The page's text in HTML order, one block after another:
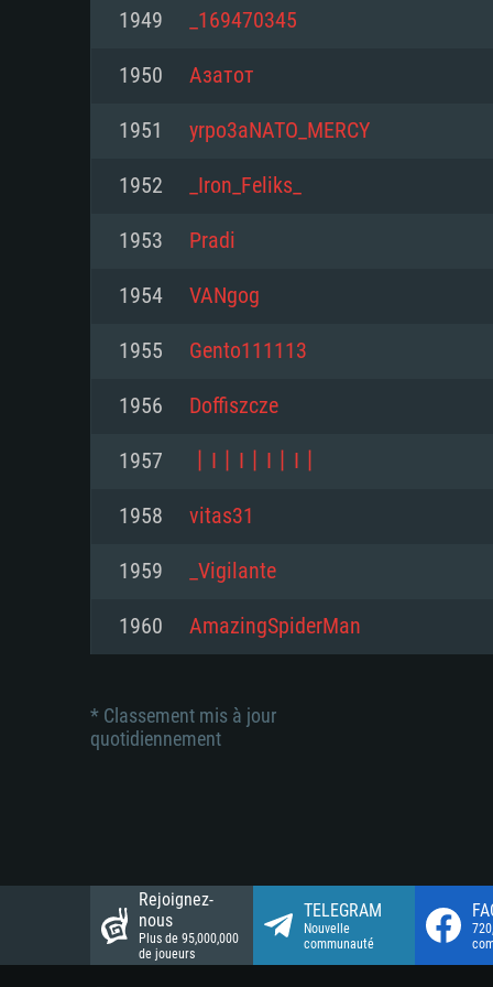
Minimum
Carte graphique supportant
Radeon 77XX / NVIDIA GeForce
résolution minimale supportée
Disque dur: 23.1 Go (client
Minimum
processeurs Intel Xeon ne sont
Mémoire: 6 GB
Carte graphique: Intel Iris Pro
analogue AMD/Nvidia. La
Disque dur: 62,2 Go (client
Minimum
modernes
Processeur: Dual-Core 2.4 GHz
Mémoire: 4 GB
Carte graphique: NVIDIA 660
drivers (moins de 6 mois) / de
de 720p)
Connection: Connexion Internet
Disque dur: 62,2 Go (client
1949 _169470345
1950 Азатот
1951 yrpo3aNATO_MERCY
1952 _Iron_Feliks_
1953 Pradi
1954 VANgog
1955 Gento111113
1956 Doffiszcze
1957
1958 vitas31
1959 _Vigilante
1960 AmazingSpiderMan
* Classement mis à jour
quotidiennement
Rejoignez-
nous
Plus de 95,000,000
de joueurs
TELEGRAM
Nouvelle
communauté